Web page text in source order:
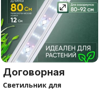
Договорная
Светильник для